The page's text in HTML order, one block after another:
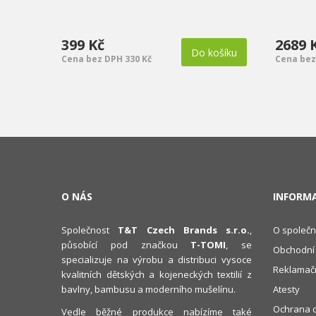
399 Kč
Cena bez DPH 330 Kč Do košíku 2689
Cena
O NÁS
Společnost T&T Czech Brands s.r.o.,
působící pod značkou T-TOMI, se
specializuje na výrobu a distribuci vysoce
kvalitních dětských a kojeneckých textilií z
bavlny, bambusu a moderního mušelínu.
Vedle běžné produkce nabízíme také
O
Atesty
Ochrana